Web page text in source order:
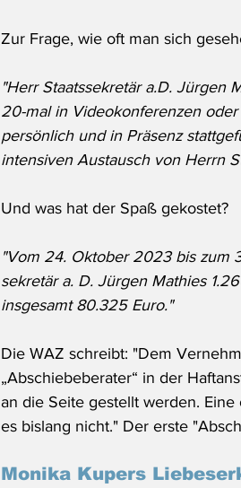
Zur Frage, wie oft man sich
"Herr Staatssekretär a.D. Jürgen
20-mal in Videokonferenzen
persönlich und in Präsenz
intensiven Austausch von Herrn
Und was hat der Spaß gekostet?
"Vom 24. Oktober 2023 bis zum
sekretär a. D. Jürgen Mathies
insgesamt 80.325 Euro."
Die WAZ schreibt: "Dem
„Abschiebeberater“ in der
an die Seite gestellt werden.
es bislang nicht." Der erste
Monika Kupers